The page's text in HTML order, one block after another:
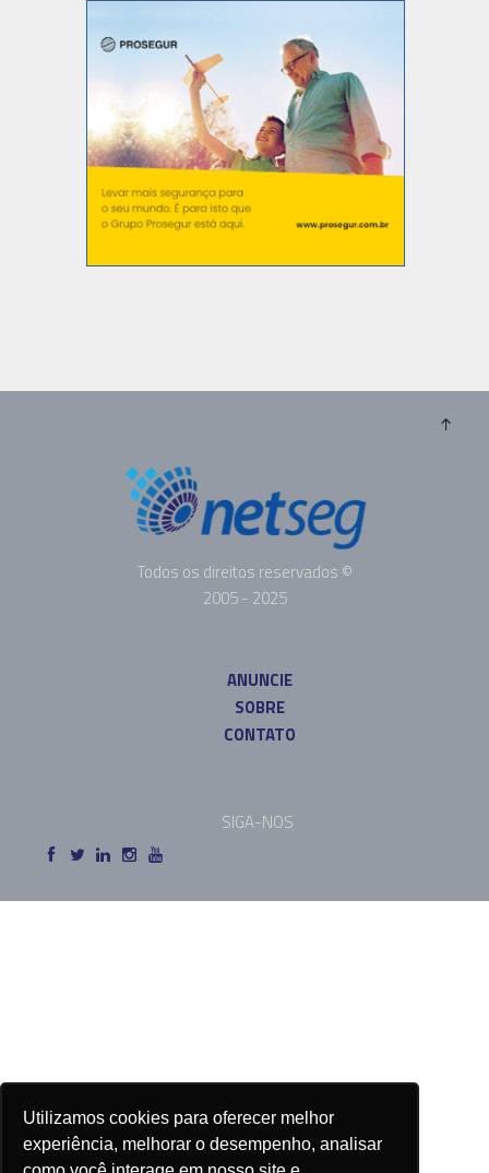
Utilizamos cookies para oferecer melhor
experiência, melhorar o desempenho, analisar
Todos os direitos reservados ©
2005 - 2025
ANUNCIE
SOBRE
CONTATO
SIGA-NOS